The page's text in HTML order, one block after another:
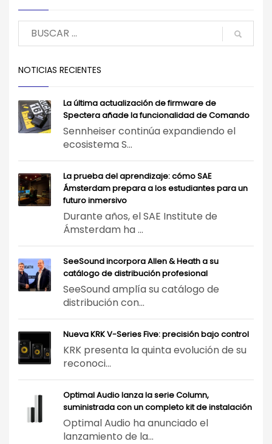
NOTICIAS RECIENTES
La última actualización de firmware de
Spectera añade la funcionalidad de Comando
Sennheiser continúa expandiendo el
ecosistema S...
La prueba del aprendizaje: cómo SAE
Ámsterdam prepara a los estudiantes para un
futuro inmersivo
Durante años, el SAE Institute de
Ámsterdam ha ...
SeeSound incorpora Allen & Heath a su
catálogo de distribución profesional
SeeSound amplía su catálogo de
distribución con...
Nueva KRK V-Series Five: precisión bajo control
KRK presenta la quinta evolución de su
reconoci...
Optimal Audio lanza la serie Column,
suministrada con un completo kit de instalación
Optimal Audio ha anunciado el
lanzamiento de la...